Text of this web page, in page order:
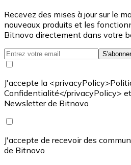
Recevez des mises à jour sur le
nouveaux produits et les
Bitnovo directement dans votre
S'abonner
J'accepte la
Confidentialité</privacyPolicy>
Newsletter de Bitnovo
J'accepte de recevoir des
de Bitnovo